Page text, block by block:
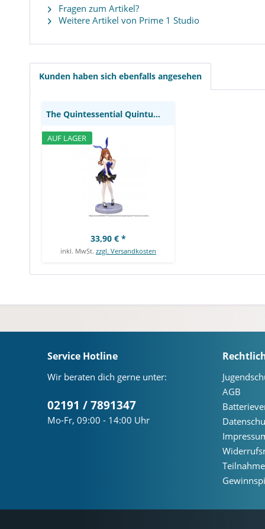
Fragen zum Artikel?
Weitere Artikel von Prime 1 Studio
Kunden haben sich ebenfalls angesehen
The Quintessential
Bunnies ver. Another Color:
Furyu
AUF LAGER
The Quintessential Quintuplets Trio-Try-iT -...
33,90 € *
inkl. MwSt.zzgl. Versandkosten
Service Hotline
Wir beraten dich gerne unter:
02191 / 7891347
Mo-Fr, 09:00 - 14:00 Uhr
AGB